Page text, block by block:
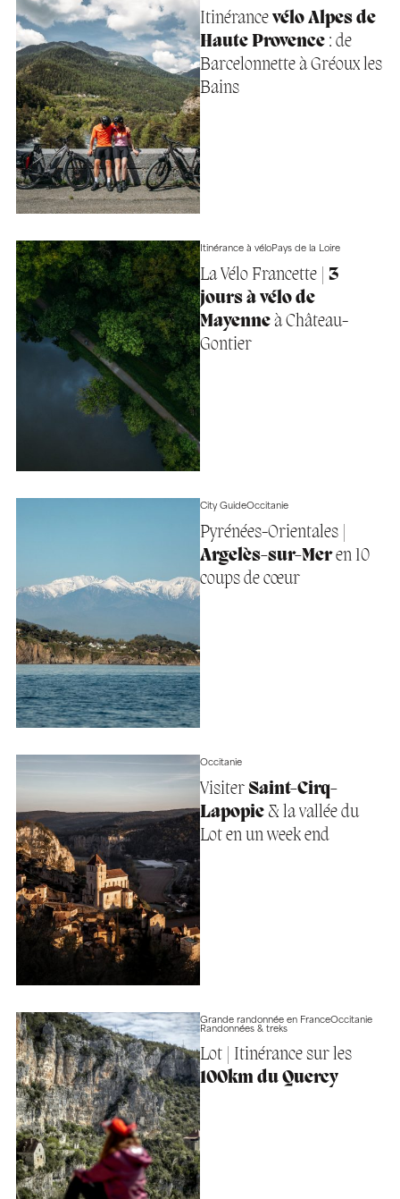
Itinérancevélo Alpes de
Haute Provence: de
Barcelonnette à Gréoux les
Bains
Itinérance à véloPays de la Loire
La Vélo Francette | 3
jours à vélo de
Mayenneà Château-
Gontier
City GuideOccitanie
Pyrénées-Orientales |
Argelès-sur-Meren 10
coups de cœur
Occitanie
VisiterSaint-Cirq-
Lapopie& la vallée du
Lot en un week end
Grande randonnée en FranceOccitanie
Randonnées & treks
Lot | Itinérance sur les
100km du Quercy